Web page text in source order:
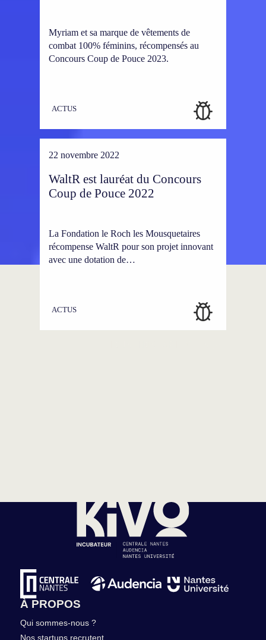
Myriam et sa marque de vêtements de
combat 100% féminins, récompensés au
Concours Coup de Pouce 2023.
ACTUS
22 novembre 2022
WaltR est lauréat du Concours
Coup de Pouce 2022
La Fondation le Roch les Mousquetaires
récompense WaltR pour son projet innovant
avec une dotation de…
ACTUS
À PROPOS
Qui sommes-nous ?
Nos startups recrutent